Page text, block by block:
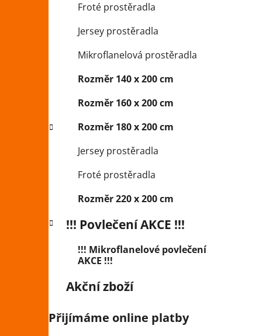
Froté prostěradla
Jersey prostěradla
Mikroflanelová prostěradla
Rozměr 140 x 200 cm
Rozměr 160 x 200 cm
Rozměr 180 x 200 cm
Jersey prostěradla
Froté prostěradla
Rozměr 220 x 200 cm
!!! Povlečení AKCE !!!
!!! Mikroflanelové povlečení
AKCE !!!
Akční zboží
Přijímáme online platby